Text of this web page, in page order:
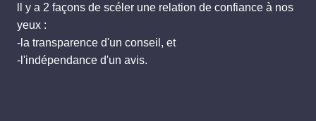
ll y a 2 façons de scéler une relation de confiance à nos
yeux :
-la transparence d'un conseil, et
-l'indépendance d'un avis.